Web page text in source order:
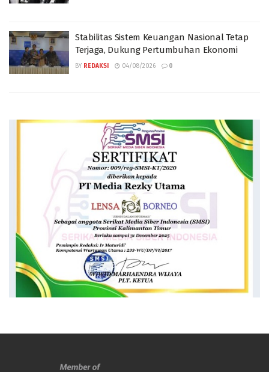
Stabilitas Sistem Keuangan Nasional Tetap
Terjaga, Dukung Pertumbuhan Ekonomi
BY REDAKSI 04/08/2026 0